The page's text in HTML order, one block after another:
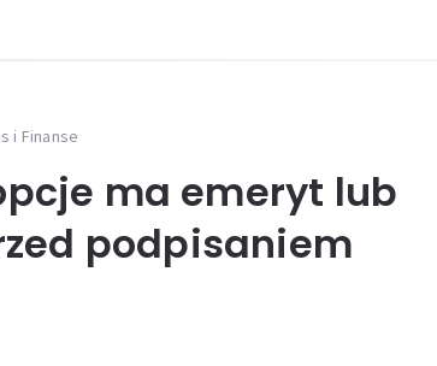
i Finanse
ma emeryt lub
podpisaniem